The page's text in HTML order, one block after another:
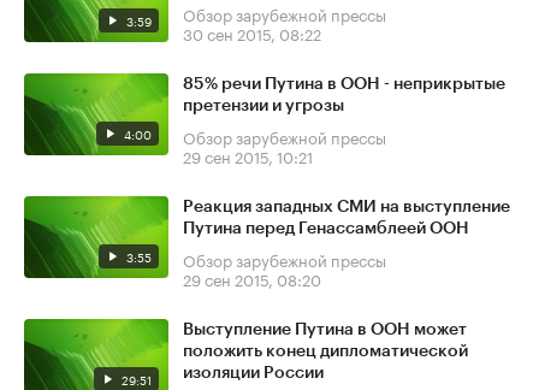
3:59
Обзор зарубежной прессы
30 сен 2015, 08:22
4:00
85% речи Путина в ООН - неприкрытые
претензии и угрозы
Обзор зарубежной прессы
29 сен 2015, 10:21
3:55
Реакция западных СМИ на выступление
Путина перед Генассамблеей ООН
Обзор зарубежной прессы
29 сен 2015, 08:20
29:51
Выступление Путина в ООН может
положить конец дипломатической
изоляции России